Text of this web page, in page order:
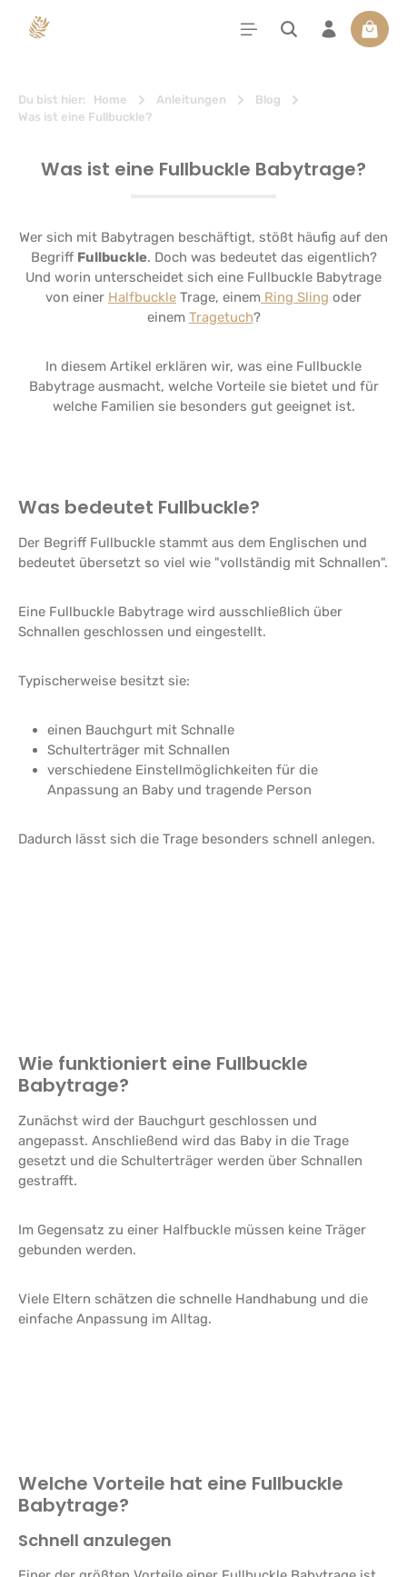
springen
Du bist hier: Home Anleitungen
Blog
Was ist eine Fullbuckle?
Was ist eine Fullbuckle Babytrage?
Wer sich mit Babytragen beschäftigt, stößt häufig auf den
Begriff Fullbuckle. Doch was bedeutet das eigentlich?
Und worin unterscheidet sich eine Fullbuckle Babytrage
von einer Halfbuckle Trage, einem Ring Sling oder
einem Tragetuch?
In diesem Artikel erklären wir, was eine Fullbuckle
Babytrage ausmacht, welche Vorteile sie bietet und für
welche Familien sie besonders gut geeignet ist.
Was bedeutet Fullbuckle?
Der Begriff Fullbuckle stammt aus dem Englischen und
bedeutet übersetzt so viel wie "vollständig mit Schnallen".
Eine Fullbuckle Babytrage wird ausschließlich über
Schnallen geschlossen und eingestellt.
Typischerweise besitzt sie:
einen Bauchgurt mit Schnalle
Schulterträger mit Schnallen
verschiedene Einstellmöglichkeiten für die
Anpassung an Baby und tragende Person
Dadurch lässt sich die Trage besonders schnell anlegen.
Wie funktioniert eine Fullbuckle
Babytrage?
Zunächst wird der Bauchgurt geschlossen und
angepasst. Anschließend wird das Baby in die Trage
gesetzt und die Schulterträger werden über Schnallen
gestrafft.
Im Gegensatz zu einer Halfbuckle müssen keine Träger
gebunden werden.
Viele Eltern schätzen die schnelle Handhabung und die
einfache Anpassung im Alltag.
Welche Vorteile hat eine Fullbuckle
Babytrage?
Schnell anzulegen